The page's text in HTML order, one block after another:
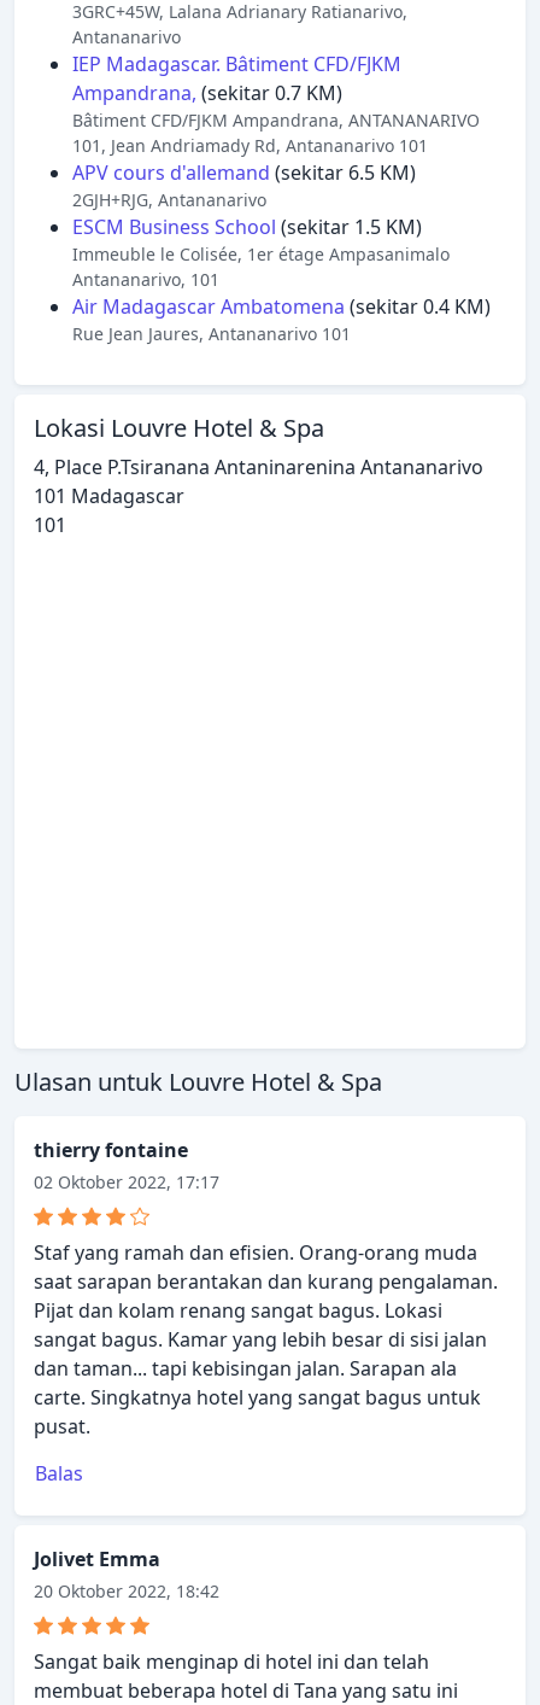
3GRC+45W, Lalana Adrianary Ratianarivo,
Antananarivo
IEP Madagascar. Bâtiment CFD/FJKM
Ampandrana, (sekitar 0.7 KM)
Bâtiment CFD/FJKM Ampandrana, ANTANANARIVO
101, Jean Andriamady Rd, Antananarivo 101
APV cours d'allemand (sekitar 6.5 KM)
2GJH+RJG, Antananarivo
ESCM Business School (sekitar 1.5 KM)
Immeuble le Colisée, 1er étage Ampasanimalo
Antananarivo, 101
Air Madagascar Ambatomena (sekitar 0.4 KM)
Rue Jean Jaures, Antananarivo 101
Lokasi Louvre Hotel & Spa
4, Place P.Tsiranana Antaninarenina Antananarivo
101 Madagascar
101
Ulasan untuk Louvre Hotel & Spa
thierry fontaine
02 Oktober 2022, 17:17
Staf yang ramah dan efisien. Orang-orang muda
saat sarapan berantakan dan kurang pengalaman.
Pijat dan kolam renang sangat bagus. Lokasi
sangat bagus. Kamar yang lebih besar di sisi jalan
dan taman... tapi kebisingan jalan. Sarapan ala
carte. Singkatnya hotel yang sangat bagus untuk
pusat.
Balas
Jolivet Emma
20 Oktober 2022, 18:42
Sangat baik menginap di hotel ini dan telah
membuat beberapa hotel di Tana yang satu ini